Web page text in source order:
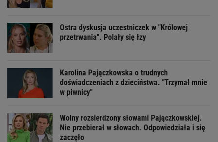
Ostra dyskusja uczestniczek w "Królowej
przetrwania". Polały się łzy
Karolina Pajączkowska o trudnych
doświadczeniach z dzieciństwa. "Trzymał mnie
w piwnicy"
Wolny rozsierdzony słowami Pajączkowskiej.
Nie przebierał w słowach. Odpowiedziała i się
zaczęło